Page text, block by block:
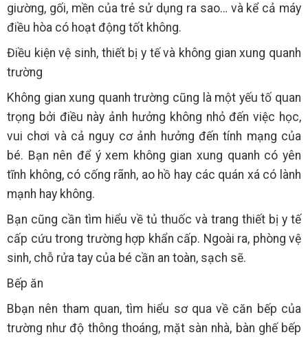
giường, gối, mền của trẻ sử dụng ra sao… và kể cả máy
điều hòa có hoạt động tốt không.
Điều kiện vệ sinh, thiết bị y tế và không gian xung quanh
trường
Không gian xung quanh trường cũng là một yếu tố quan
trọng bởi điều này ảnh hưởng không nhỏ đến việc học,
vui chơi và cả nguy cơ ảnh hưởng đến tính mạng của
bé. Bạn nên để ý xem không gian xung quanh có yên
tĩnh không, có cống rãnh, ao hồ hay các quán xá có lành
mạnh hay không.
Bạn cũng cần tìm hiểu về tủ thuốc và trang thiết bị y tế
cấp cứu trong trường hợp khẩn cấp. Ngoài ra, phòng vệ
sinh, chỗ rửa tay của bé cần an toàn, sạch sẽ.
Bếp ăn
Bbạn nên tham quan, tìm hiểu sơ qua về căn bếp của
trường như độ thông thoáng, mặt sàn nhà, bàn ghế bếp